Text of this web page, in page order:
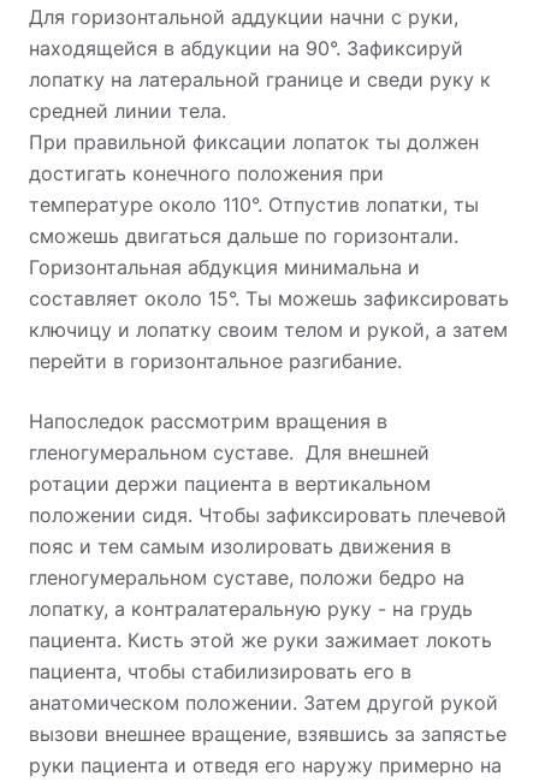
Для горизонтальной аддукции начни с руки,
находящейся в абдукции на 90°. Зафиксируй
лопатку на латеральной границе и сведи руку к
средней линии тела.
При правильной фиксации лопаток ты должен
достигать конечного положения при
температуре около 110°. Отпустив лопатки, ты
сможешь двигаться дальше по горизонтали.
Горизонтальная абдукция минимальна и
составляет около 15°. Ты можешь зафиксировать
ключицу и лопатку своим телом и рукой, а затем
перейти в горизонтальное разгибание.
Напоследок рассмотрим вращения в
гленогумеральном суставе. Для внешней
ротации держи пациента в вертикальном
положении сидя. Чтобы зафиксировать плечевой
пояс и тем самым изолировать движения в
гленогумеральном суставе, положи бедро на
лопатку, а контралатеральную руку - на грудь
пациента. Кисть этой же руки зажимает локоть
пациента, чтобы стабилизировать его в
анатомическом положении. Затем другой рукой
вызови внешнее вращение, взявшись за запястье
руки пациента и отведя его наружу примерно на